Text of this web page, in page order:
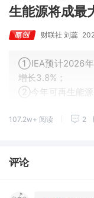
生能源将成最
财联社 刘蕊
①IEA预计2026年
增长3.8%；
②今年可再生能源
③2026年全球太
107.2w+ 阅读 2
评论